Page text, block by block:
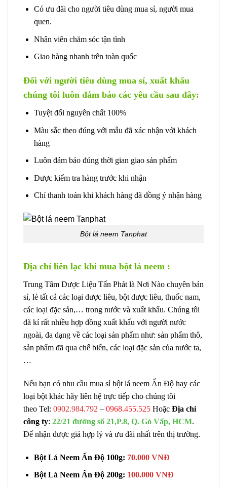
Có ưu đãi cho người tiêu dùng mua sỉ, người mua
quen.
Nhân viên chăm sóc tận tình
Giao hàng nhanh trên toàn quốc
Đối với người tiêu dùng mua sỉ, xuất khẩu
chúng tôi luôn đảm bảo các yêu cầu sau đây:
Tuyệt đối nguyên chất 100%
Màu sắc theo đúng với mẫu đã xác nhận với khách
hàng
Luôn đảm bảo đúng thời gian giao sản phẩm
Được kiểm tra hàng trước khi nhận
Chỉ thanh toán khi khách hàng đã đồng ý nhận hàng
Bột lá neem Tanphat
Địa chỉ liên lạc khi mua bột lá neem :
Trung Tâm Dược Liệu Tấn Phát là Nơi Nào chuyên bán
sỉ, lẻ tất cả các loại dược liêu, bột dược liêu, thuốc nam,
các loại đặc sản,… trong nước và xuất khẩu. Chúng tôi
đã kí rất nhiều hợp đồng xuất khẩu với người nước
ngoài, đa dạng về các loại sản phẩm như: sản phẩm thô,
sản phẩm đã qua chế biến, các loại đặc sản của nước ta,
…
Nếu bạn có nhu cầu mua sỉ bột lá neem Ấn Độ hay các
loại bột khác hãy liên hệ trực tiếp cho chúng tôi
theo Tel: 0902.984.792 – 0968.455.525 Hoặc Địa chỉ
công ty: 22/21 đường số 21,P.8, Q. Gò Vấp, HCM.
Để nhận được giá hợp lý và ưu đãi nhất trên thị trường.
Bột Lá Neem Ấn Độ 100g: 70.000 VNĐ
Bột Lá Neem Ấn Độ 200g: 100.000 VNĐ